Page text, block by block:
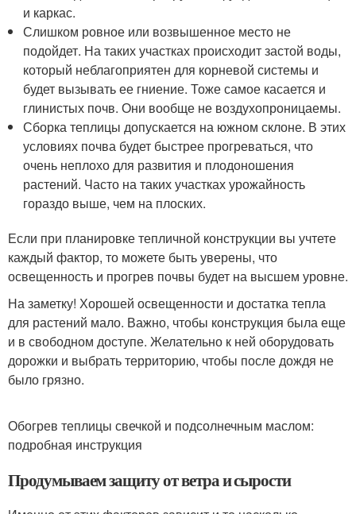
и каркас.
Слишком ровное или возвышенное место не
подойдет. На таких участках происходит застой воды,
который неблагоприятен для корневой системы и
будет вызывать ее гниение. Тоже самое касается и
глинистых почв. Они вообще не воздухопроницаемы.
Сборка теплицы допускается на южном склоне. В этих
условиях почва будет быстрее прогреваться, что
очень неплохо для развития и плодоношения
растений. Часто на таких участках урожайность
гораздо выше, чем на плоских.
Если при планировке тепличной конструкции вы учтете
каждый фактор, то можете быть уверены, что
освещенность и прогрев почвы будет на высшем уровне.
На заметку! Хорошей освещенности и достатка тепла
для растений мало. Важно, чтобы конструкция была еще
и в свободном доступе. Желательно к ней оборудовать
дорожки и выбрать территорию, чтобы после дождя не
было грязно.
Обогрев теплицы свечкой и подсолнечным маслом:
подробная инструкция
Продумываем защиту от ветра и сырости